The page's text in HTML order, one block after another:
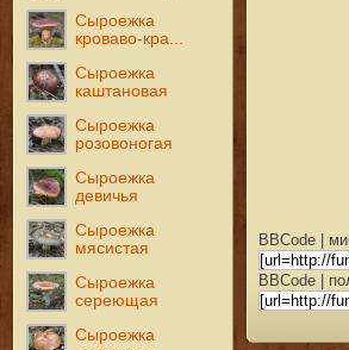
Сыроежка
кроваво-кра...
Сыроежка
каштановая
Сыроежка
розовоногая
Сыроежка
девичья
Сыроежка
мясистая
Сыроежка
сереющая
Сыроежка
BBCode |
BBCode |